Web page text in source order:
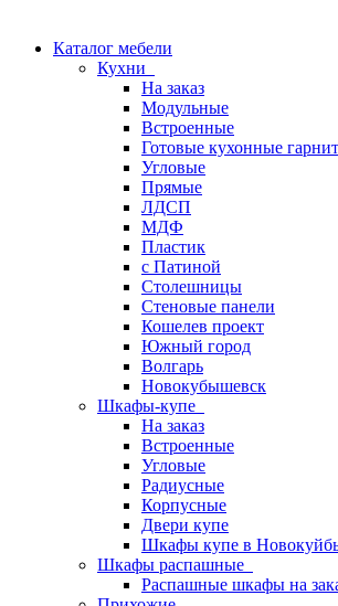
Каталог мебели
Кухни
На заказ
Модульные
Встроенные
Готовые кухонные
Угловые
Прямые
ЛДСП
МДФ
Пластик
с Патиной
Столешницы
Стеновые панели
Кошелев проект
Южный город
Волгарь
Новокубышевск
Шкафы-купе
На заказ
Встроенные
Угловые
Радиусные
Корпусные
Двери купе
Шкафы купе в
Шкафы распашные
Распашные шкафы на